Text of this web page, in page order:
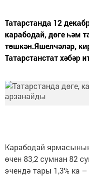
Татарстанда 12
карабодай, дөге һәм
төшкән.Яшелчәләр,
Татарстанстат хәбәр
Карабодай
өчен 83,2 сумнан 82
эчендә тары 1,3% ка